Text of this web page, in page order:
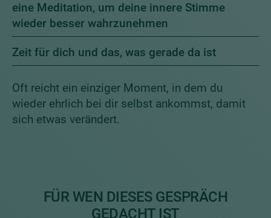
eine Meditation, um deine innere Stimme
wieder besser wahrzunehmen
Zeit für dich und das, was gerade da ist
Oft reicht ein einziger Moment, in dem du
wieder ehrlich bei dir selbst ankommst, damit
sich etwas verändert.
FÜR WEN DIESES GESPRÄCH
GEDACHT IST